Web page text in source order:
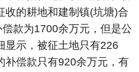
收的耕地和建制镇(坑塘)合
款为1700余万元，但是公
显示，被征土地只有226
补偿款只有920余万元，有